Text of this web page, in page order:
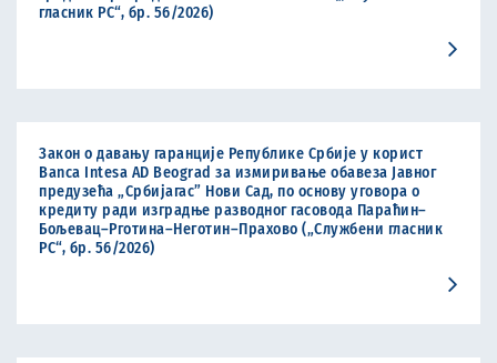
гласник РС“, бр. 56/2026)
Закон о давању гаранције Републике Србије у корист
Banca Intesa AD Beograd за измиривање обавеза Јавног
предузећа „Србијагас” Нови Сад, по основу уговора о
кредиту ради изградње разводног гасовода Параћин–
Бољевац–Рготина–Неготин–Прахово („Службени гласник
РС“, бр. 56/2026)